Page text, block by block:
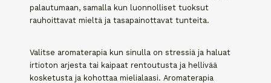
palautumaan, samalla kun luonnolliset tuoksut
rauhoittavat mieltä ja tasapainottavat tunteita.
​Valitse aromaterapia kun sinulla on stressiä ja haluat
irtioton arjesta tai kaipaat rentoutusta ja hellivää
kosketusta ja kohottaa mielialaasi. Aromaterapia